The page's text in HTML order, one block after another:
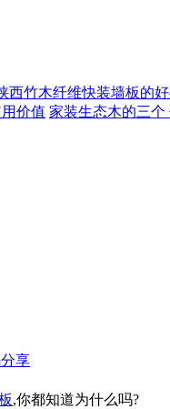
西竹木纤维快装墙板的
价值 家装生态木的三个
享
,你都知道为什么吗?